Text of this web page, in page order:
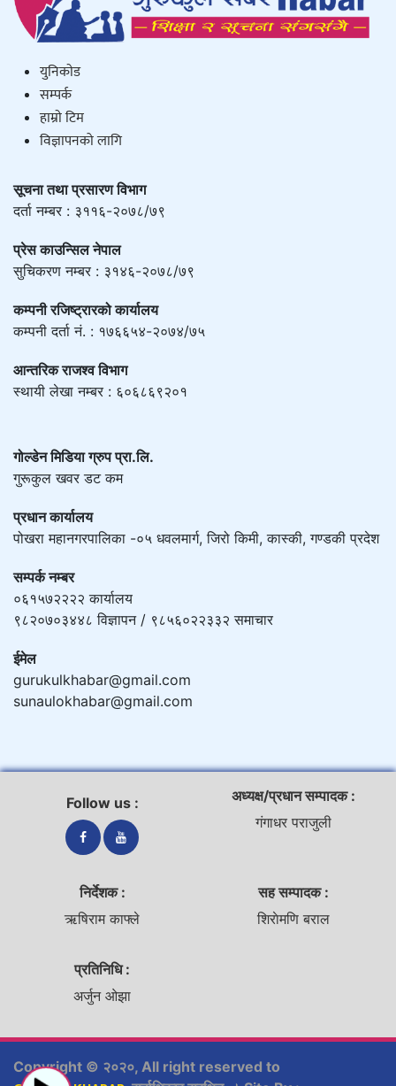
युनिकाेड
सम्पर्क
हाम्राे टिम
विज्ञापनको लागि
सूचना तथा प्रसारण विभाग
दर्ता नम्बर : ३११६-२०७८/७९
प्रेस काउन्सिल नेपाल
सुचिकरण नम्बर : ३१४६-२०७८/७९
कम्पनी रजिष्ट्रारको कार्यालय
कम्पनी दर्ता नं. : १७६६५४-२०७४/७५
आन्तरिक राजश्व विभाग
स्थायी लेखा नम्बर : ६०६८६९२०१
गोल्डेन मिडिया ग्रुप प्रा.लि.
गुरूकुल खवर डट कम
प्रधान कार्यालय
पोखरा महानगरपालिका -०५ धवलमार्ग, जिरो किमी, कास्की, गण्डकी प्रदेश
सम्पर्क नम्बर
०६१५७२२२२ कार्यालय
९८२०७०३४४८ विज्ञापन / ९८५६०२२३३२ समाचार
ईमेल
gurukulkhabar@gmail.com
sunaulokhabar@gmail.com
Follow us :
अध्यक्ष/प्रधान सम्पादक :
गंगाधर पराजुली
निर्देशक :
ऋषिराम काफ्ले
सह सम्पादक :
शिराेमणि बराल
प्रतिनिधि :
अर्जुन ओझा
Copyright © २०२०, All right reserved to